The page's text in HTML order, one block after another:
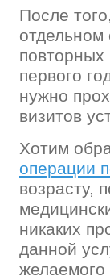
После
отдельном
первого
нужно
визитов
Хотим
операции
возрасту,
никаких
данной
желаемого